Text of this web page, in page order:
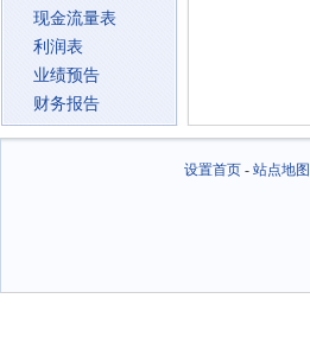
现金流量表
利润表
业绩预告
财务报告
设置首页- 站点地图